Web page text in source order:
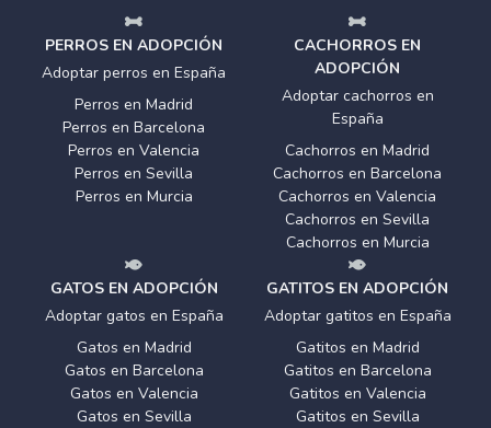
PERROS EN ADOPCIÓN
Adoptar perros en España
Perros en Madrid
Perros en Barcelona
Perros en Valencia
Perros en Sevilla
Perros en Murcia
CACHORROS EN
ADOPCIÓN
Adoptar cachorros en
España
Cachorros en Madrid
Cachorros en Barcelona
Cachorros en Valencia
Cachorros en Sevilla
Cachorros en Murcia
GATOS EN ADOPCIÓN
Adoptar gatos en España
Gatos en Madrid
Gatos en Barcelona
Gatos en Valencia
Gatos en Sevilla
GATITOS EN ADOPCIÓN
Adoptar gatitos en España
Gatitos en Madrid
Gatitos en Barcelona
Gatitos en Valencia
Gatitos en Sevilla